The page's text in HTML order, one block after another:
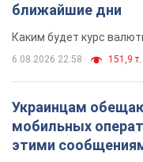
ближайшие дни
Каким будет курс
6.08.2026 22:58 151,9 т.
Украинцам
мобильных
этими